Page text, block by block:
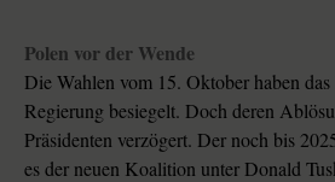
Polen vor der Wende
Die Wahlen vom 15. Oktober haben
Regierung besiegelt. Doch deren
Präsidenten verzögert. Der noch bis
es der neuen Koalition unter Donald